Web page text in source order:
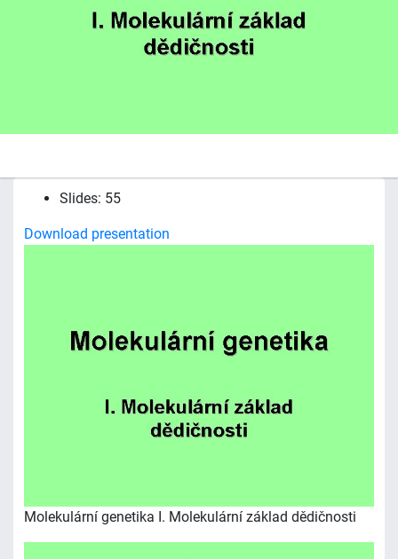
Slides: 55
Download presentation
Molekulární genetika I. Molekulární základ dědičnosti